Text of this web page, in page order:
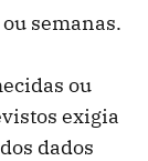
semanas.
ou
exigia
dos dados